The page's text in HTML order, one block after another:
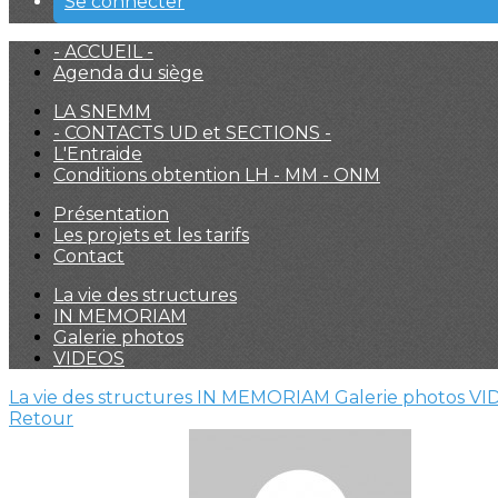
- ACCUEIL -
Agenda du siège
LA SNEMM
- CONTACTS UD et SECTIONS -
L'Entraide
Conditions obtention LH - MM - ONM
Présentation
Les projets et les tarifs
Contact
La vie des structures
IN MEMORIAM
Galerie photos
VIDEOS
La vie des structures IN MEMORIAM Galerie photos
Retour